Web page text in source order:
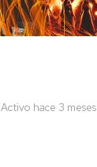
Activo hace 3 meses